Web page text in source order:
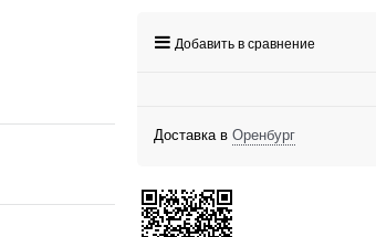
Добавить в сравнение
Доставка в Оренбург